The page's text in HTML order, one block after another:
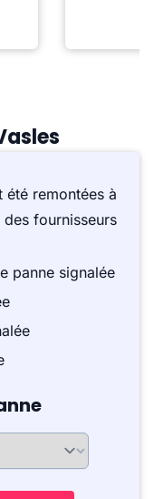
remontées à
fournisseurs
panne signalée